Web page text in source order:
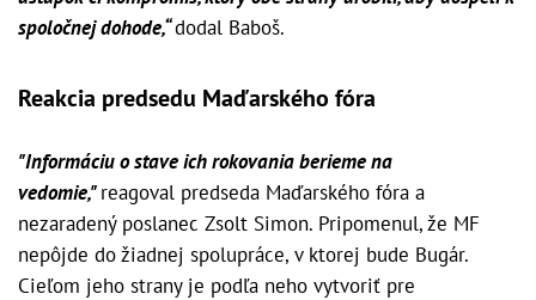
spoločnej dohode,“dodal Baboš.
Reakcia predsedu Maďarského fóra
"Informáciu o stave ich rokovania berieme na
vedomie,"reagoval predseda Maďarského fóra a
nezaradený poslanec Zsolt Simon. Pripomenul, že MF
nepôjde do žiadnej spolupráce, v ktorej bude Bugár.
Cieľom jeho strany je podľa neho vytvoriť pre